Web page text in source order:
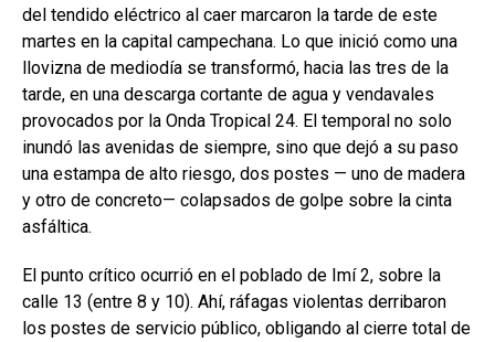
del tendido eléctrico al caer marcaron la tarde de este
martes en la capital campechana. Lo que inició como una
llovizna de mediodía se transformó, hacia las tres de la
tarde, en una descarga cortante de agua y vendavales
provocados por la Onda Tropical 24. El temporal no solo
inundó las avenidas de siempre, sino que dejó a su paso
una estampa de alto riesgo, dos postes — uno de madera
y otro de concreto— colapsados de golpe sobre la cinta
asfáltica.
El punto crítico ocurrió en el poblado de Imí 2, sobre la
calle 13 (entre 8 y 10). Ahí, ráfagas violentas derribaron
los postes de servicio público, obligando al cierre total de